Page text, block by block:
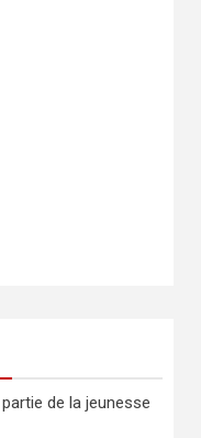
de la jeunesse